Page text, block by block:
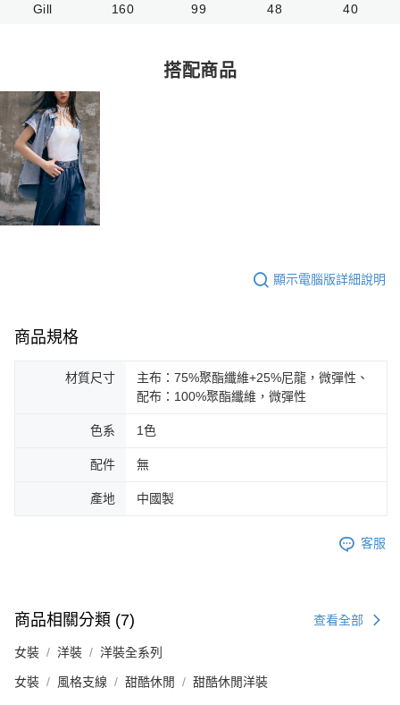
Gill 160 99 48 40
搭配商品
顯示電腦版詳細說明
商品規格
材質尺寸
主布：75%聚酯纖維+25%尼龍，微彈性、
配布：100%聚酯纖維，微彈性
色系 1色
配件 無
產地 中國製
客服
商品相關分類 (7) 查看全部
女裝 洋裝 洋裝全系列
女裝 風格支線 甜酷休閒 甜酷休閒洋裝